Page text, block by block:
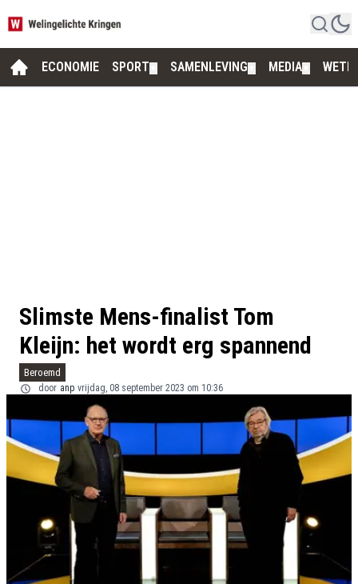
ECONOMIE SPORT SAMENLEVING MEDIA
Slimste Mens-finalist Tom
Kleijn: het wordt erg spannend
Beroemd
door anp vrijdag, 08 september 2023 om 10:36